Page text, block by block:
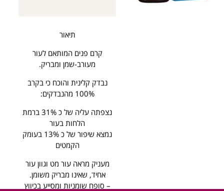
תיאור
קרם פנים המותאם לעור
מעורב-שמן ומבריק.
נבדק קלינית והוכח כי בקרב
100% מהנבדקים:
נצפתה עליה של כ 31% ברמת
הלחות בעור
נמצא שיפור של כ 13% בעומק
הקמטים
מעניק מראה עור מט וגוון עור
אחיד, שאינו מבריק משומן.
– סופח שומניות ומסייע בכיווץ